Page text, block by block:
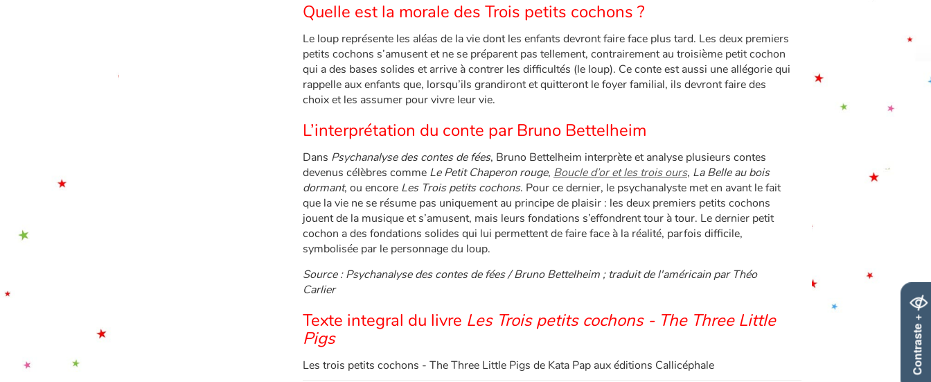
Contraste +
Quelle est la morale des Trois petits cochons ?
Le loup représente les aléas de la vie dont les enfants devront faire face plus tard. Les deux premiers
petits cochons s’amusent et ne se préparent pas tellement, contrairement au troisième petit cochon
qui a des bases solides et arrive à contrer les difficultés (le loup). Ce conte est aussi une allégorie qui
rappelle aux enfants que, lorsqu’ils grandiront et quitteront le foyer familial, ils devront faire des
choix et les assumer pour vivre leur vie.
L’interprétation du conte par Bruno Bettelheim
Dans Psychanalyse des contes de fées, Bruno Bettelheim interprète et analyse plusieurs contes
devenus célèbres comme Le Petit Chaperon rouge, Boucle d’or et les trois ours, La Belle au bois
dormant, ou encore Les Trois petits cochons. Pour ce dernier, le psychanalyste met en avant le fait
que la vie ne se résume pas uniquement au principe de plaisir : les deux premiers petits cochons
jouent de la musique et s’amusent, mais leurs fondations s’effondrent tour à tour. Le dernier petit
cochon a des fondations solides qui lui permettent de faire face à la réalité, parfois difficile,
symbolisée par le personnage du loup.
Source : Psychanalyse des contes de fées / Bruno Bettelheim ; traduit de l'américain par Théo
Carlier
Texte integral du livre Les Trois petits cochons - The Three Little
Pigs
Les trois petits cochons - The Three Little Pigs de Kata Pap aux éditions Callicéphale